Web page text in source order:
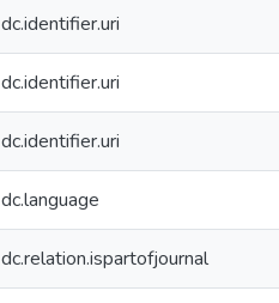
dc.identifier.uri
dc.identifier.uri
dc.identifier.uri
dc.language
dc.relation.ispartofjournal